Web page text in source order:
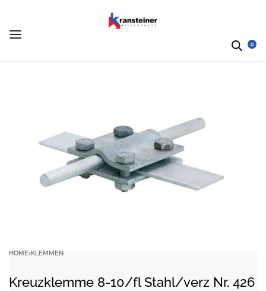
0
HOME›KLEMMEN
Kreuzklemme 8-10/fl Stahl/verz Nr. 426